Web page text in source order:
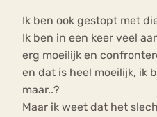
Ik ben ook gestopt met
Ik ben in een keer veel
erg moeilijk en
en dat is heel moeilijk, ik
maar..?
Maar ik weet dat het